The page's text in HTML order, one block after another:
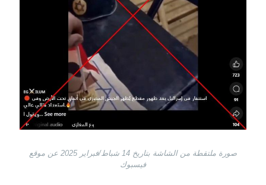
صورة ملتقطة من الشاشة بتاريخ 14 شباط/فبراير 2025 عن موقع
فيسبوك